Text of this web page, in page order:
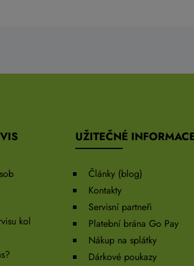
kol
UŽITEČNÉ
Články (blog)
Kontakty
Servisní partneři
Platební brána Go Pay
Nákup na splátky
Dárkové poukazy